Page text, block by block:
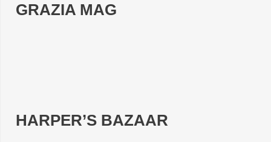
GRAZIA MAG
HARPER’S BAZAAR